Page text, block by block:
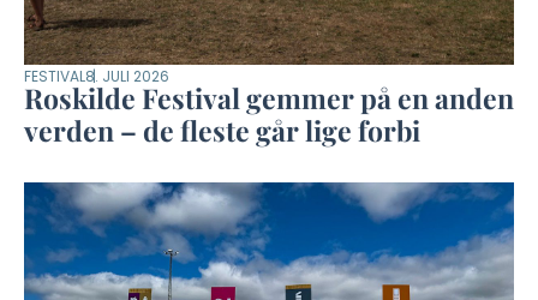
FESTIVAL8. JULI 2026
Roskilde Festival gemmer på en anden
verden – de fleste går lige forbi